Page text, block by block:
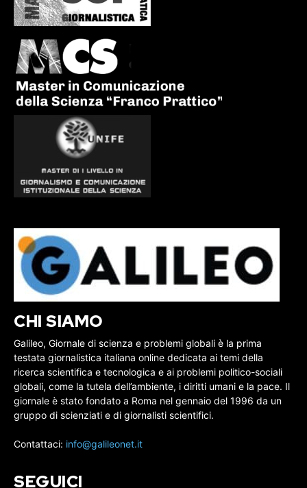
CHI SIAMO
Galileo, Giornale di scienza e problemi globali è la prima
testata giornalistica italiana online dedicata ai temi della
ricerca scientifica e tecnologica e ai problemi politico-sociali
globali, come la tutela dell’ambiente, i diritti umani e la pace. Il
giornale è stato fondato a Roma nel gennaio del 1996 da un
gruppo di scienziati e di giornalisti scientifici.
Contattaci: info@galileonet.it
SEGUICI